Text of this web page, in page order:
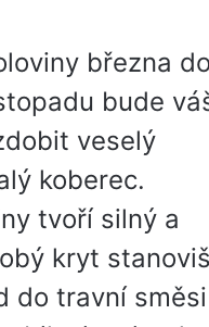
března do
bude
veselý
koberec.
tvoří silný a
kryt
do travní směsi